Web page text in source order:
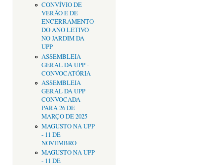
CONVÍVIO DE
VERÃO E DE
ENCERRAMENTO
DO ANO LETIVO
NO JARDIM DA
UPP
ASSEMBLEIA
GERAL DA UPP -
CONVOCATÓRIA
ASSEMBLEIA
GERAL DA UPP
CONVOCADA
PARA 26 DE
MARÇO DE 2025
MAGUSTO NA UPP
- 11 DE
NOVEMBRO
MAGUSTO NA UPP
- 11 DE